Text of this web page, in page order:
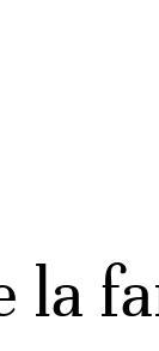
la